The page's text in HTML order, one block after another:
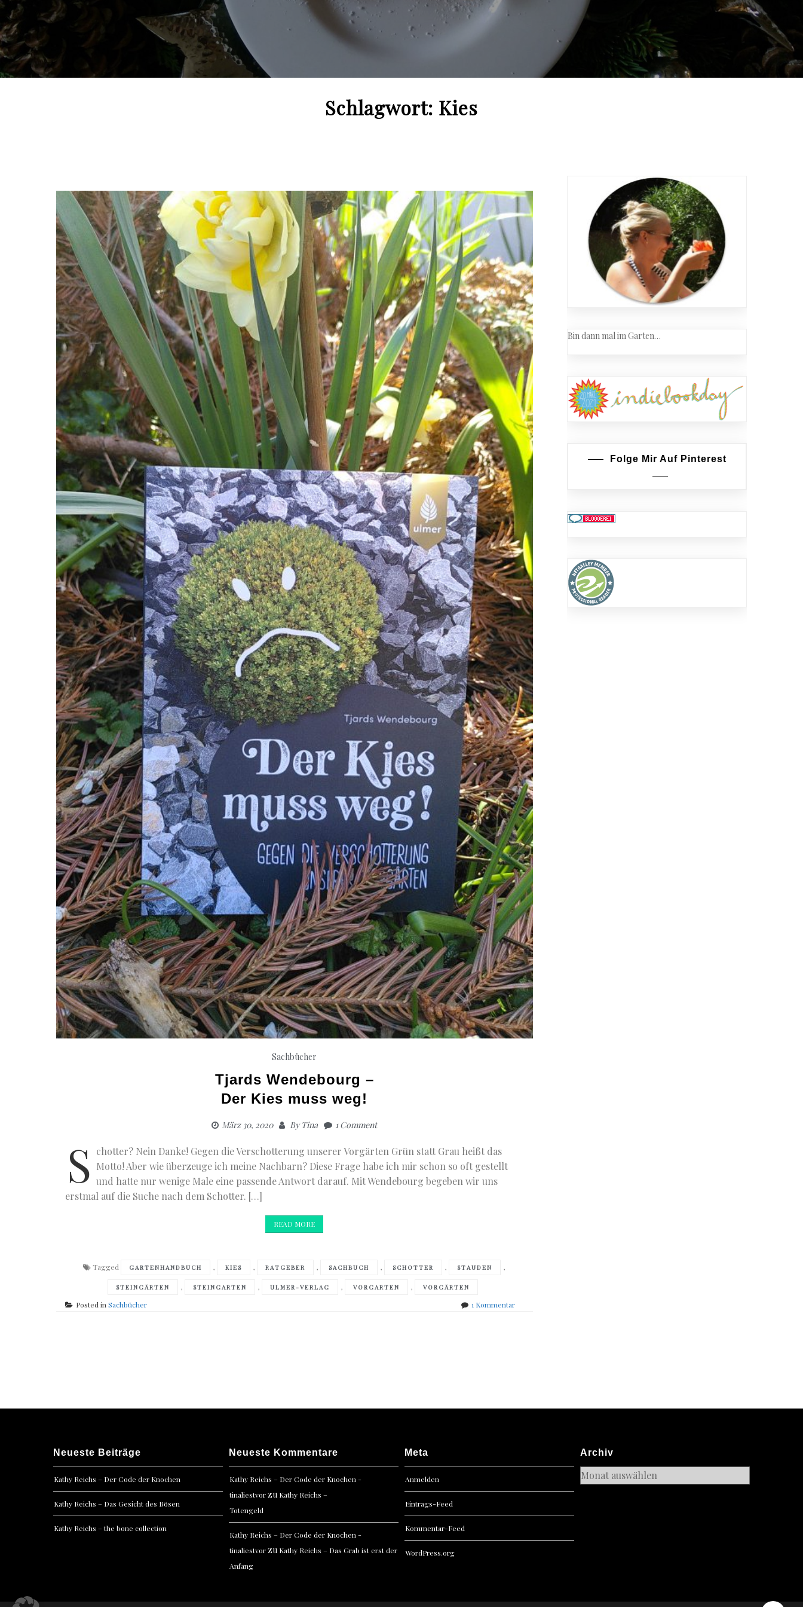
Schlagwort: Kies
Sachbücher
Tjards Wendebourg –
Der Kies muss weg!
März 30, 2020 ByTina 1 Comment
S chotter? Nein Danke! Gegen die Verschotterung unserer Vorgärten Grün statt Grau heißt das
Motto! Aber wie überzeuge ich meine Nachbarn? Diese Frage habe ich mir schon so oft gestellt
und hatte nur wenige Male eine passende Antwort darauf. Mit Wendebourg begeben wir uns
erstmal auf die Suche nach dem Schotter. […]
READ MORE
Tagged GARTENHANDBUCH , KIES , RATGEBER , SACHBUCH , SCHOTTER , STAUDEN ,
STEINGÄRTEN , STEINGARTEN , ULMER-VERLAG , VORGARTEN , VORGÄRTEN
Posted inSachbücher 1 Kommentarzu
Bin dann mal im Garten…
Folge Mir Auf Pinterest
Neueste Beiträge
Kathy Reichs – Der Code der Knochen
Kathy Reichs – Das Gesicht des Bösen
Kathy Reichs – the bone collection
Neueste Kommentare
Kathy Reichs – Der Code der Knochen -
tinaliestvorzu Kathy Reichs –
Totengeld
Kathy Reichs – Der Code der Knochen -
tinaliestvorzu Kathy Reichs – Das Grab ist erst der
Anfang
Meta
Anmelden
Eintrags-Feed
Kommentar-Feed
WordPress.org
Archiv
Archiv